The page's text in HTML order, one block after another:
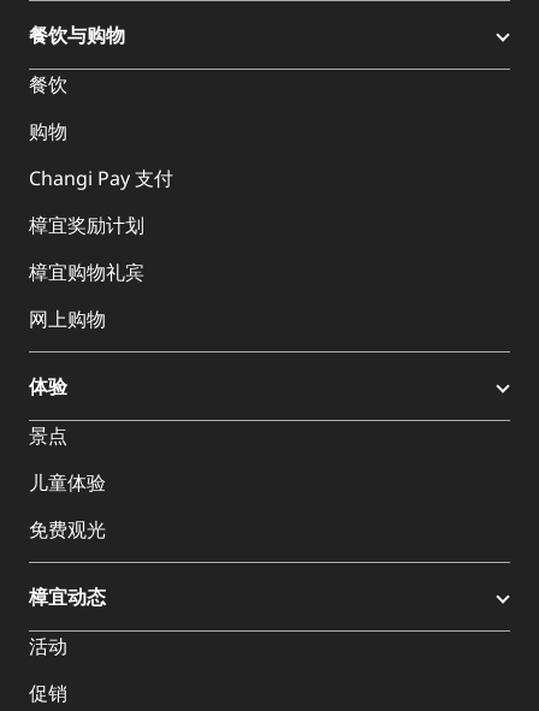
餐饮与购物
餐饮
购物
Changi Pay 支付
樟宜奖励计划
樟宜购物礼宾
网上购物
体验
景点
儿童体验
免费观光
樟宜动态
活动
促销